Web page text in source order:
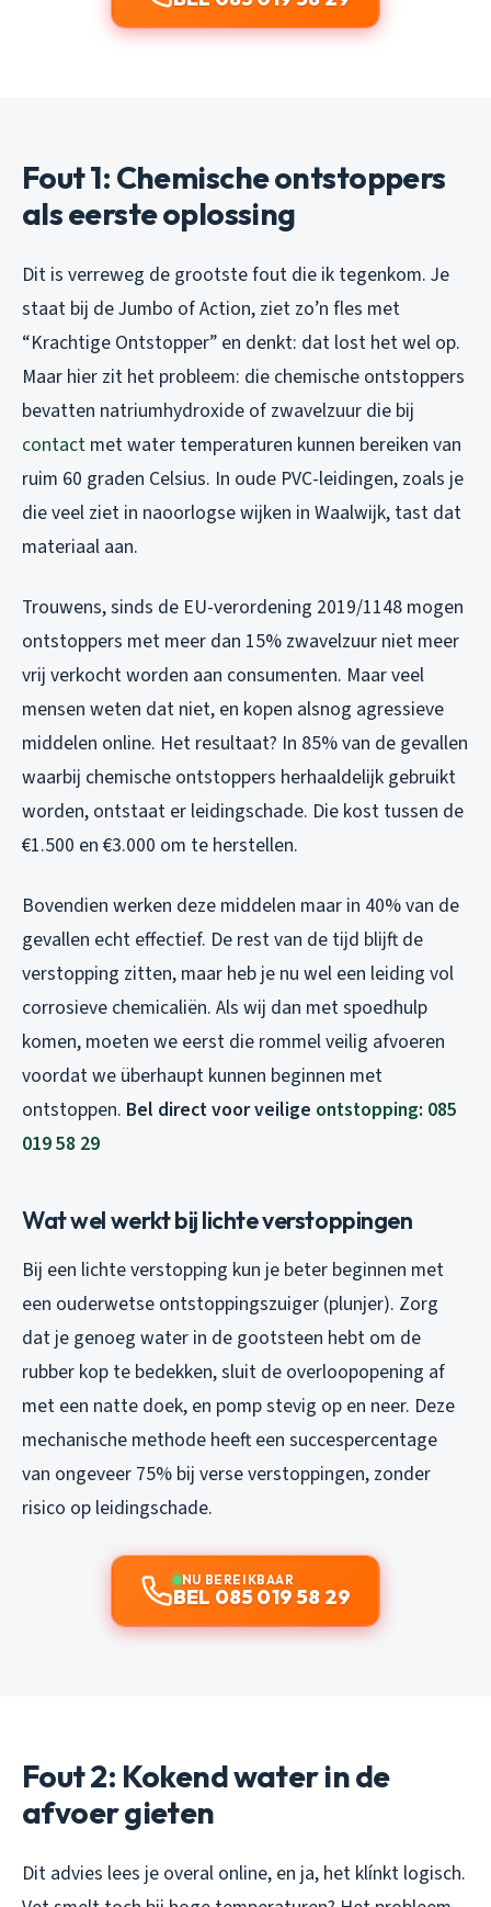
Fout 1: Chemische ontstoppers
als eerste oplossing
Dit is verreweg de grootste fout die ik tegenkom. Je
staat bij de Jumbo of Action, ziet zo’n fles met
“Krachtige Ontstopper” en denkt: dat lost het wel op.
Maar hier zit het probleem: die chemische ontstoppers
bevatten natriumhydroxide of zwavelzuur die bij
contact met water temperaturen kunnen bereiken van
ruim 60 graden Celsius. In oude PVC-leidingen, zoals je
die veel ziet in naoorlogse wijken in Waalwijk, tast dat
materiaal aan.
Trouwens, sinds de EU-verordening 2019/1148 mogen
ontstoppers met meer dan 15% zwavelzuur niet meer
vrij verkocht worden aan consumenten. Maar veel
mensen weten dat niet, en kopen alsnog agressieve
middelen online. Het resultaat? In 85% van de gevallen
waarbij chemische ontstoppers herhaaldelijk gebruikt
worden, ontstaat er leidingschade. Die kost tussen de
€1.500 en €3.000 om te herstellen.
Bovendien werken deze middelen maar in 40% van de
gevallen echt effectief. De rest van de tijd blijft de
verstopping zitten, maar heb je nu wel een leiding vol
corrosieve chemicaliën. Als wij dan met spoedhulp
komen, moeten we eerst die rommel veilig afvoeren
voordat we überhaupt kunnen beginnen met
ontstoppen. Bel direct voor veilige ontstopping: 085
019 58 29
Wat wel werkt bij lichte verstoppingen
Bij een lichte verstopping kun je beter beginnen met
een ouderwetse ontstoppingszuiger (plunjer). Zorg
dat je genoeg water in de gootsteen hebt om de
rubber kop te bedekken, sluit de overloopopening af
met een natte doek, en pomp stevig op en neer. Deze
mechanische methode heeft een succespercentage
van ongeveer 75% bij verse verstoppingen, zonder
risico op leidingschade.
NU BEREIKBAAR
BEL 085 019 58 29
Fout 2: Kokend water in de
afvoer gieten
Dit advies lees je overal online, en ja, het klínkt logisch.